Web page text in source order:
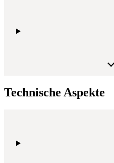
Technische Aspekte